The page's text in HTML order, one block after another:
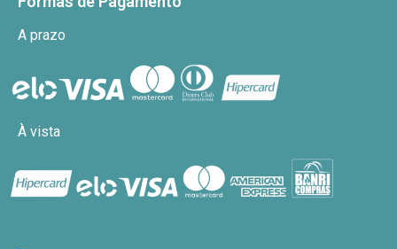
A prazo
À vista